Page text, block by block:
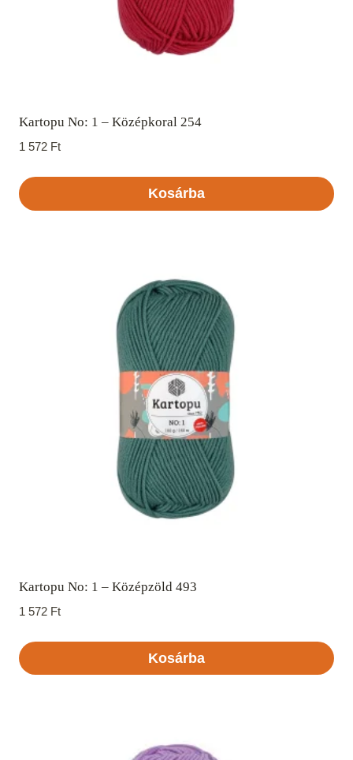
Kartopu No: 1 – Középkoral 254
1 572 Ft
Kosárba
Kartopu No: 1 – Középzöld 493
1 572 Ft
Kosárba